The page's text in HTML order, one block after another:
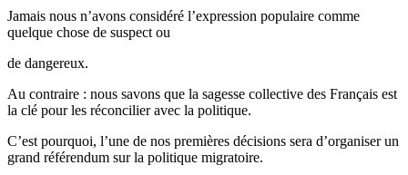
Jamais nous n’avons considéré l’expression populaire comme
quelque chose de suspect ou
de dangereux.
Au contraire : nous savons que la sagesse collective des Français est
la clé pour les réconcilier avec la politique.
C’est pourquoi, l’une de nos premières décisions sera d’organiser un
grand référendum sur la politique migratoire.